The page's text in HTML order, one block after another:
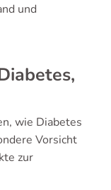
und
wie Diabetes
Vorsicht
zur